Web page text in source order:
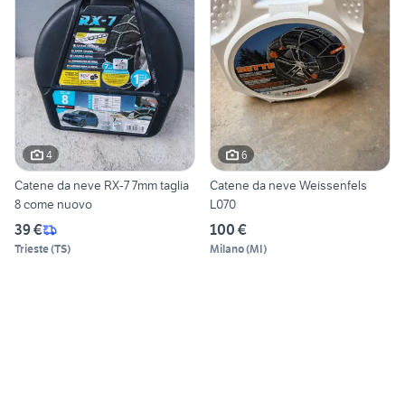
4
Catene da neve RX-7 7mm taglia
8 come nuovo
39 €
Trieste(TS)
6
Catene da neve Weissenfels
L070
100 €
Milano(MI)